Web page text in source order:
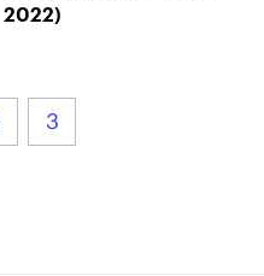
2022)
3